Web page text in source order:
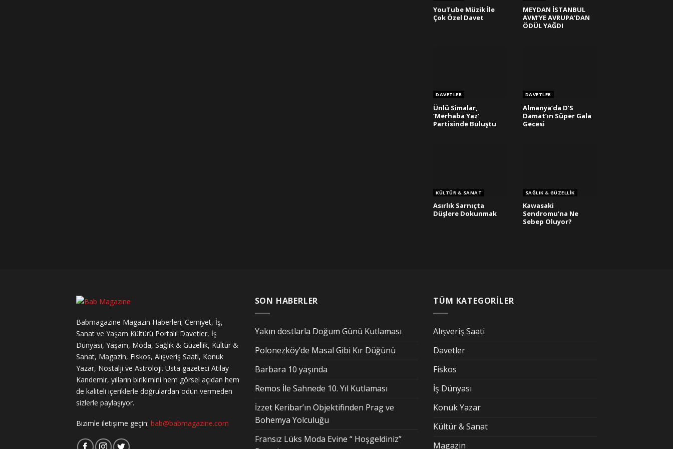
YouTube Müzik İle
Çok Özel Davet
MEYDAN İSTANBUL
AVM’YE AVRUPA’DAN
ÖDÜL YAĞDI
DAVETLER
Ünlü Simalar,
‘Merhaba Yaz’
Partisinde Buluştu
DAVETLER
Almanya’da D’S
Damat’ın Süper Gala
Gecesi
KÜLTÜR & SANAT
Asırlık Sarnıçta
Düşlere Dokunmak
SAĞLIK & GÜZELLIK
Kawasaki
Sendromu’na Ne
Sebep Oluyor?
Babmagazine Magazin Haberleri; Cemiyet, İş,
Sanat ve Yaşam Kültürü Portalı! Davetler, İş
Dünyası, Yaşam, Moda, Sağlık & Güzellik, Kültür &
Sanat, Magazin, Fiskos, Alışveriş Saati, Konuk
Yazar, Nostalji ve Astroloji. Usta gazeteci Atılay
Kandemir, yılların birikimini hem görsel açıdan hem
de kaliteli içeriklerle doğrulardan ödün vermeden
sizlerle paylaşıyor.
Bizimle iletişime geçin: bab@babmagazine.com
SON HABERLER
Yakın dostlarla Doğum Günü Kutlaması
Polonezköy’de Masal Gibi Kır Düğünü
Barbara 10 yaşında
Remos İle Sahnede 10. Yıl Kutlaması
İzzet Keribar’ın Objektifinden Prag ve
Bohemya Yolculuğu
Fransız Lüks Moda Evine “ Hoşgeldiniz”
TÜM KATEGORİLER
Alışveriş Saati
Davetler
Fiskos
İş Dünyası
Konuk Yazar
Kültür & Sanat
Magazin